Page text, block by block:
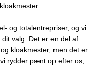
og totalentrepriser, og vi
valg. Det er en del af
kloakmester, men det er
rydder pænt op efter os,